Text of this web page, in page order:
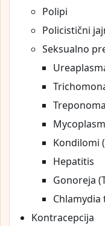
Polipi
Policistični
Seksualno
Kondilomi
Hepatitis
Gonoreja
Kontracepcija